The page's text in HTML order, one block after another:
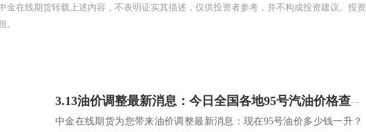
金在线期货转载上述内容，不表明证实其描述，仅供投资者参考，并不构成投资建议。投资
。
3.13油价调整最新消息：今日全国各地95号汽油价格查询一览
中金在线期货为您带来油价调整最新消息：现在95号油价多少钱一升？